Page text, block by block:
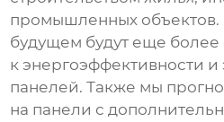
промышленных
будущем будут еще более
к энергоэффективности и
панелей. Также мы
на панели с